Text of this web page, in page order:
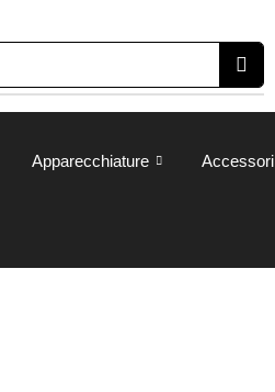
Apparecchiature Accessori